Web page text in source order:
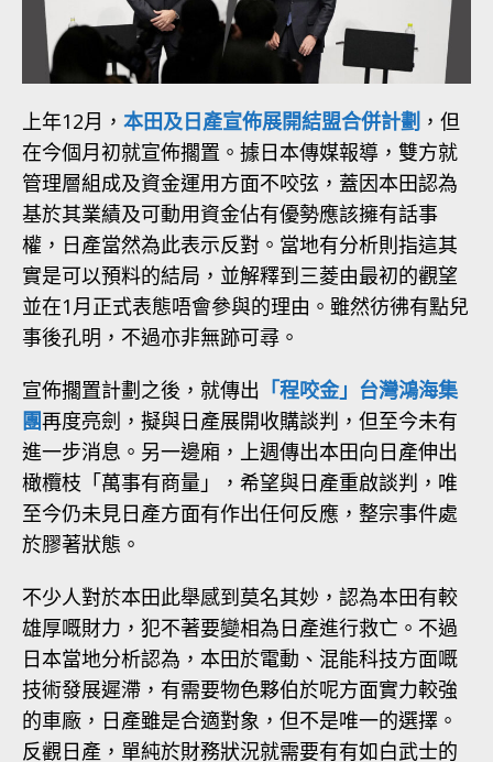
上年12月， 本田及日產宣佈展開結盟合併計劃 ，但
在今個月初就宣佈擱置。據日本傳媒報導，雙方就
管理層組成及資金運用方面不咬弦，蓋因本田認為
基於其業績及可動用資金佔有優勢應該擁有話事
權，日產當然為此表示反對。當地有分析則指這其
實是可以預料的結局，並解釋到三菱由最初的觀望
並在1月正式表態唔會參與的理由。雖然彷彿有點兒
事後孔明，不過亦非無跡可尋。
宣佈擱置計劃之後，就傳出 「程咬金」台灣鴻海集
團再度亮劍，擬與日產展開收購談判，但至今未有
進一步消息。另一邊廂，上週傳出本田向日產伸出
橄欖枝「萬事有商量」，希望與日產重啟談判，唯
至今仍未見日產方面有作出任何反應，整宗事件處
於膠著狀態。
不少人對於本田此舉感到莫名其妙，認為本田有較
雄厚嘅財力，犯不著要變相為日產進行救亡。不過
日本當地分析認為，本田於電動、混能科技方面嘅
技術發展遲滯，有需要物色夥伯於呢方面實力較強
的車廠，日產雖是合適對象，但不是唯一的選擇。
反觀日產，單純於財務狀況就需要有有如白武士的